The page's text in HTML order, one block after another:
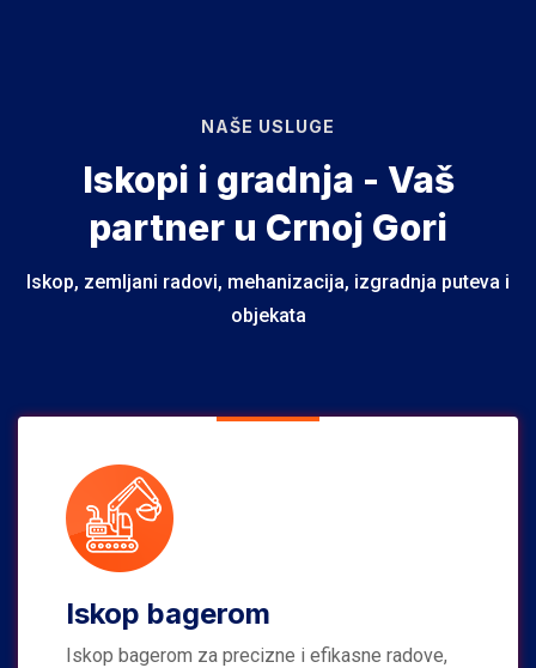
NAŠE USLUGE
Iskopi i gradnja - Vaš
partner u Crnoj Gori
Iskop, zemljani radovi, mehanizacija, izgradnja puteva i
objekata
Iskop bagerom
Iskop bagerom za precizne i efikasne radove,